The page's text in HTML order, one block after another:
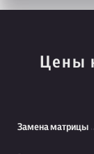
Цены
Замена матрицы